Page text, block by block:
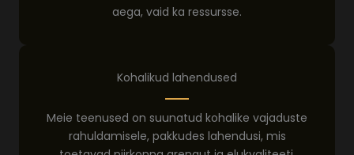
aega, vaid ka ressursse.
Kohalikud lahendused
Meie teenused on suunatud kohalike vajaduste
rahuldamisele, pakkudes lahendusi, mis